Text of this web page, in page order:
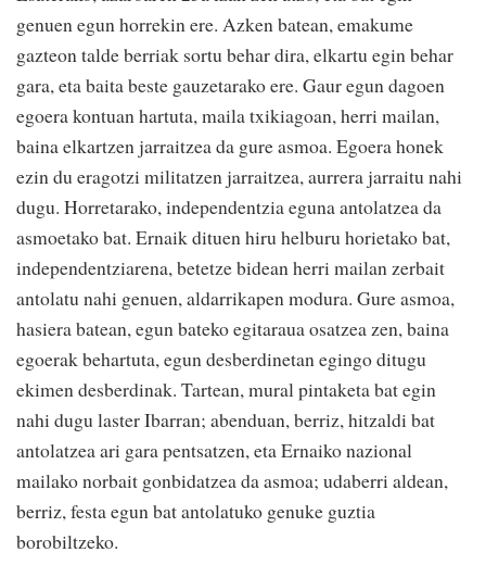
genuen egun horrekin ere. Azken batean, emakume
gazteon talde berriak sortu behar dira, elkartu egin behar
gara, eta baita beste gauzetarako ere. Gaur egun dagoen
egoera kontuan hartuta, maila txikiagoan, herri mailan,
baina elkartzen jarraitzea da gure asmoa. Egoera honek
ezin du eragotzi militatzen jarraitzea, aurrera jarraitu nahi
dugu. Horretarako, independentzia eguna antolatzea da
asmoetako bat. Ernaik dituen hiru helburu horietako bat,
independentziarena, betetze bidean herri mailan zerbait
antolatu nahi genuen, aldarrikapen modura. Gure asmoa,
hasiera batean, egun bateko egitaraua osatzea zen, baina
egoerak behartuta, egun desberdinetan egingo ditugu
ekimen desberdinak. Tartean, mural pintaketa bat egin
nahi dugu laster Ibarran; abenduan, berriz, hitzaldi bat
antolatzea ari gara pentsatzen, eta Ernaiko nazional
mailako norbait gonbidatzea da asmoa; udaberri aldean,
berriz, festa egun bat antolatuko genuke guztia
borobiltzeko.